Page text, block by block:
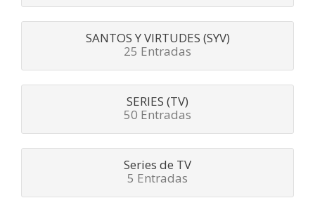
SANTOS Y VIRTUDES (SYV)
25 Entradas
SERIES (TV)
50 Entradas
Series de TV
5 Entradas